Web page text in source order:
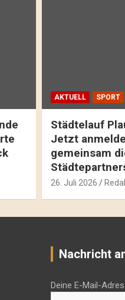
AKTUELL SPORT
Städtelauf
Jetzt
gemeinsam
26. Juli 2026
Nachricht
Deine E-Mail-